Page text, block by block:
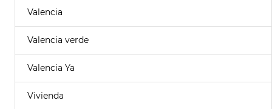
Valencia
Valencia verde
Valencia Ya
Vivienda